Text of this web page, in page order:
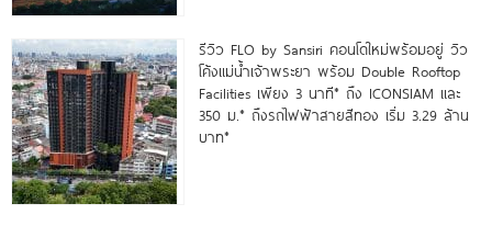
รีวิว FLO by Sansiri คอนโดใหม่พร้อมอยู่ วิว
โค้งแม่น้ำเจ้าพระยา พร้อม Double Rooftop
Facilities เพียง 3 นาที* ถึง ICONSIAM และ
350 ม.* ถึงรถไฟฟ้าสายสีทอง เริ่ม 3.29 ล้าน
บาท*